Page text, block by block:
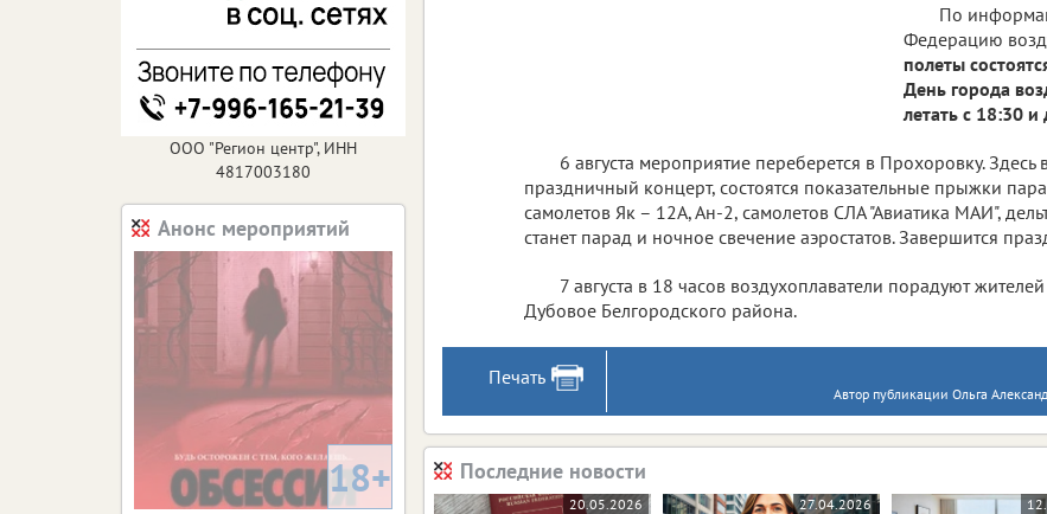
По
Федерацию
полеты
День города
летать с 18:30 и
6 августа мероприятие переберется в Прохоровку. Здесь
праздничный концерт, состоятся показательные прыжки
самолетов Як – 12А, Ан-2, самолетов СЛА "Авиатика МАИ",
станет парад и ночное свечение аэростатов. Завершится
7 августа в 18 часов воздухоплаватели порадуют
Дубовое Белгородского района.
Печать
Автор публикации Ольга
Последние новости
20.05.2026 27.04.2026
ООО "Регион центр", ИНН
4817003180
Анонс мероприятий
18+